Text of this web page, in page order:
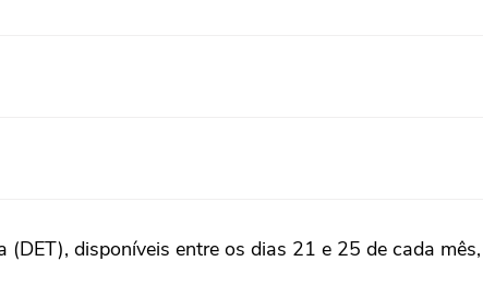
disponíveis entre os dias 21 e 25 de cada